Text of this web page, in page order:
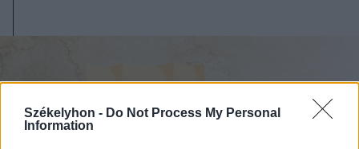
Székelyhon - Do Not Process My Personal
Information